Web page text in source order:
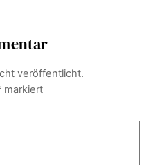
veröffentlicht.
markiert